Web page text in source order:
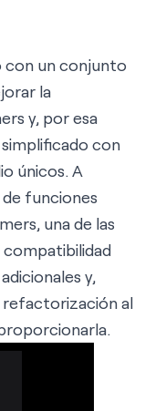
con un conjunto
la
y, por esa
con
únicos. A
funciones
una de las
compatibilidad
y,
refactorización al